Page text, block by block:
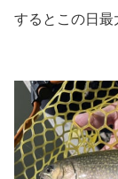
するとこの日最